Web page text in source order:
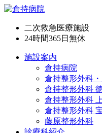
二次救急医療施設
24時間365日 無休
施設案内
倉持病院
倉持整形外科
倉持整形外科
倉持整形外科 上
倉持整形外科
藤原整形外科